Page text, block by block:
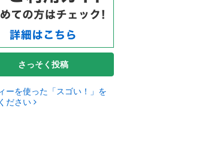
さっそく投稿
ーを使った「スゴい！」を
ださい